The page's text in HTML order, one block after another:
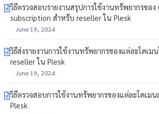
วิธีตรวจสอบรายงานสรุปการใช้งานทรัพยากรของ
subscription สำหรับ reseller ใน Plesk
June 19, 2024
วิธีส่งรายงานการใช้งานทรัพยากรของแต่ละโดเม
reseller ใน Plesk
June 19, 2024
วิธีตรวจสอบการใช้งานทรัพยากรของแต่ละโดเม
Plesk